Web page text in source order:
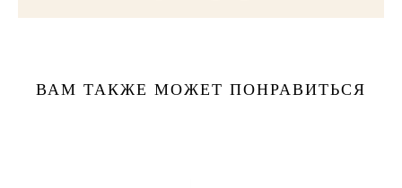
ВАМ ТАКЖЕ МОЖЕТ ПОНРАВИТЬСЯ